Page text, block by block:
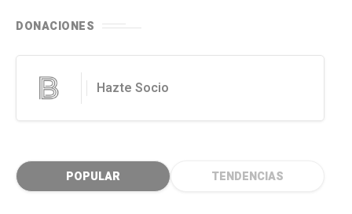
DONACIONES
Hazte Socio
POPULAR TENDENCIAS